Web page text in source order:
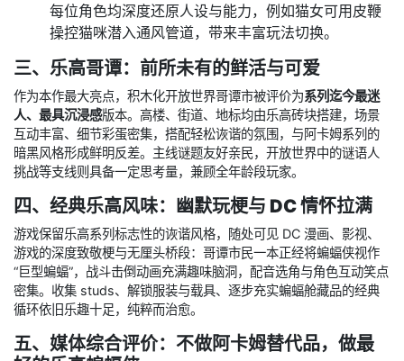
每位角色均深度还原人设与能力，例如猫女可用皮鞭
操控猫咪潜入通风管道，带来丰富玩法切换。
三、乐高哥谭：前所未有的鲜活与可爱
作为本作最大亮点，积木化开放世界哥谭市被评价为系列迄今最迷
人、最具沉浸感版本。高楼、街道、地标均由乐高砖块搭建，场景
互动丰富、细节彩蛋密集，搭配轻松诙谐的氛围，与阿卡姆系列的
暗黑风格形成鲜明反差。主线谜题友好亲民，开放世界中的谜语人
挑战等支线则具备一定思考量，兼顾全年龄段玩家。
四、经典乐高风味：幽默玩梗与 DC 情怀拉满
游戏保留乐高系列标志性的诙谐风格，随处可见 DC 漫画、影视、
游戏的深度致敬梗与无厘头桥段：哥谭市民一本正经将蝙蝠侠视作
“巨型蝙蝠”，战斗击倒动画充满趣味脑洞，配音选角与角色互动笑点
密集。收集 studs、解锁服装与载具、逐步充实蝙蝠舱藏品的经典
循环依旧乐趣十足，纯粹而治愈。
五、媒体综合评价：不做阿卡姆替代品，做最